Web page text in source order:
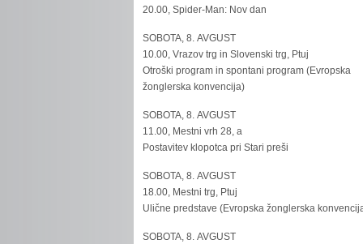
20.00, Spider-Man: Nov dan
SOBOTA, 8. AVGUST
10.00, Vrazov trg in Slovenski trg, Ptuj
Otroški program in spontani program (Evropska
žonglerska konvencija)
SOBOTA, 8. AVGUST
11.00, Mestni vrh 28, a
Postavitev klopotca pri Stari preši
SOBOTA, 8. AVGUST
18.00, Mestni trg, Ptuj
Ulične predstave (Evropska žonglerska
SOBOTA, 8. AVGUST